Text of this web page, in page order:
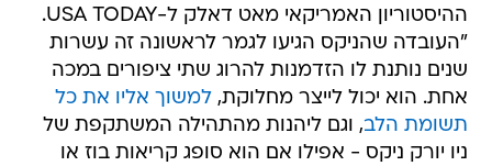
ההיסטוריון האמריקאי מאט דאלק ל-USA TODAY.
"העובדה שהניקס הגיעו לגמר לראשונה זה עשרות
שנים נותנת לו הזדמנות להרוג שתי ציפורים במכה
אחת. הוא יכול לייצר מחלוקת,למשוך אליו את כל
תשומת הלב, וגם ליהנות מהתהילה המשתקפת של
ניו יורק ניקס - אפילו אם הוא סופג קריאות בוז או